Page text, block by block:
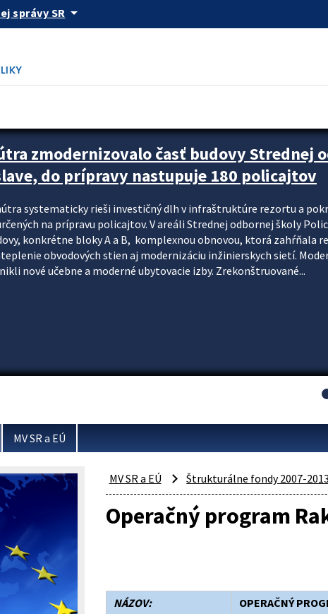
správy SR arrow_drop_down
zmodernizovalo časť budovy Strednej
do prípravy nastupuje 180 policajtov
systematicky rieši investičný dlh v infraštruktúre rezortu a
na prípravu policajtov. V areáli Strednej odbornej školy
konkrétne bloky A a B, komplexnou obnovou, ktorá zahŕňala
obvodových stien aj modernizáciu inžinierskych sietí.
nové učebne a moderné ubytovacie izby. Zrekonštruované...
MV SR a EÚ
MV SR a EÚ Štrukturálne fondy 2007-2013
Operačný program
NÁZOV:
OPERAČNÝ